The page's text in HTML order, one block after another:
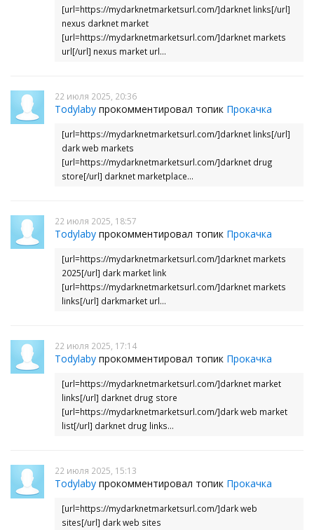
[url=https://mydarknetmarketsurl.com/]darknet links[/url]
nexus darknet market
[url=https://mydarknetmarketsurl.com/]darknet markets
url[/url] nexus market url...
22 июля 2025, 20:36
Todylaby прокомментировал топик Прокачка
[url=https://mydarknetmarketsurl.com/]darknet links[/url]
dark web markets
[url=https://mydarknetmarketsurl.com/]darknet drug
store[/url] darknet marketplace...
22 июля 2025, 18:57
Todylaby прокомментировал топик Прокачка
[url=https://mydarknetmarketsurl.com/]darknet markets
2025[/url] dark market link
[url=https://mydarknetmarketsurl.com/]darknet markets
links[/url] darkmarket url...
22 июля 2025, 17:14
Todylaby прокомментировал топик Прокачка
[url=https://mydarknetmarketsurl.com/]darknet market
links[/url] darknet drug store
[url=https://mydarknetmarketsurl.com/]dark web market
list[/url] darknet drug links...
22 июля 2025, 15:13
Todylaby прокомментировал топик Прокачка
[url=https://mydarknetmarketsurl.com/]dark web
sites[/url] dark web sites